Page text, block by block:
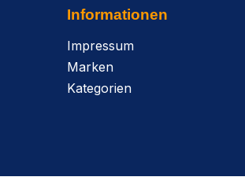
Informationen
Impressum
Marken
Kategorien